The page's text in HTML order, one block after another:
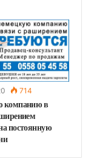
714
компанию в
постоянную